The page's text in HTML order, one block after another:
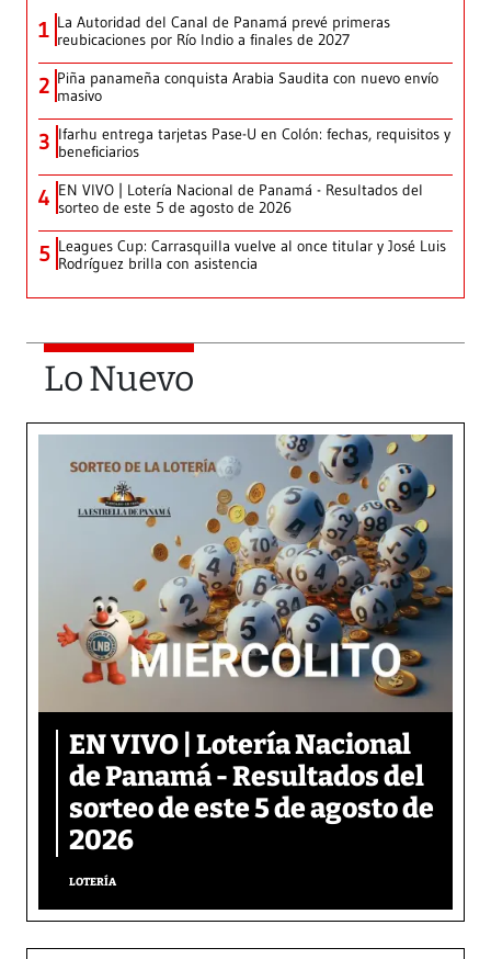
1 La Autoridad del Canal de Panamá prevé primeras
reubicaciones por Río Indio a finales de 2027
2 Piña panameña conquista Arabia Saudita con nuevo envío
masivo
3 Ifarhu entrega tarjetas Pase-U en Colón: fechas, requisitos y
beneficiarios
4 EN VIVO | Lotería Nacional de Panamá - Resultados del
sorteo de este 5 de agosto de 2026
5 Leagues Cup: Carrasquilla vuelve al once titular y José Luis
Rodríguez brilla con asistencia
Lo Nuevo
EN VIVO | Lotería Nacional
de Panamá - Resultados del
sorteo de este 5 de agosto de
2026
LOTERÍA